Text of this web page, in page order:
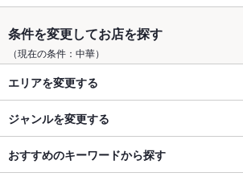
条件を変更してお店を探す
（現在の条件：中華）
エリアを変更する
ジャンルを変更する
おすすめのキーワードから探す